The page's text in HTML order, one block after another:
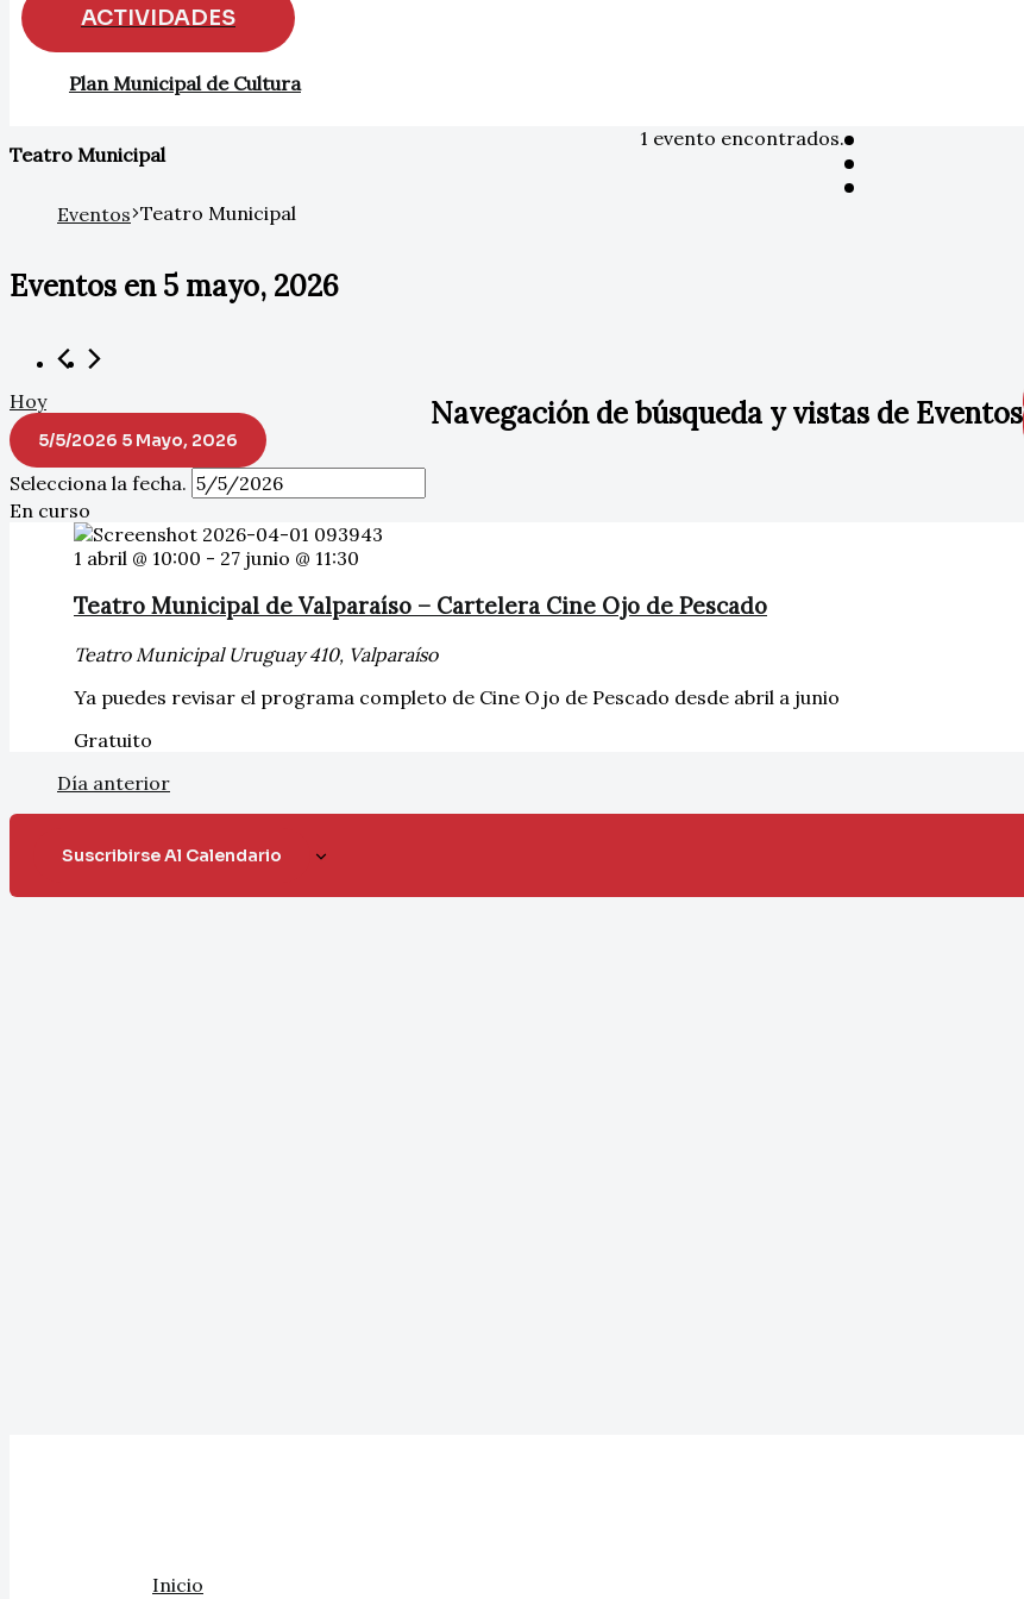
ACTIVIDADES
Plan Municipal de Cultura
1 evento encontrados.
Teatro Municipal
Eventos Teatro Municipal
Eventos en 5 mayo, 2026
Navegación de búsqueda y vistas de Eventos
Hoy
5/5/2026 5 Mayo, 2026
Selecciona la fecha.
En curso
Teatro Municipal de Valparaíso – Cartelera Cine Ojo de Pescado
1 abril @ 10:00 - 27 junio @ 11:30
Teatro Municipal Uruguay 410, Valparaíso
Ya puedes revisar el programa completo de Cine Ojo de Pescado desde abril a junio
Gratuito
Día anterior
Suscribirse Al Calendario
Inicio